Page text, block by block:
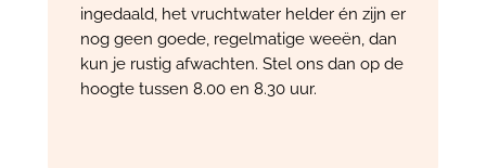
ingedaald, het vruchtwater helder én zijn er
nog geen goede, regelmatige weeën, dan
kun je rustig afwachten. Stel ons dan op de
hoogte tussen 8.00 en 8.30 uur.